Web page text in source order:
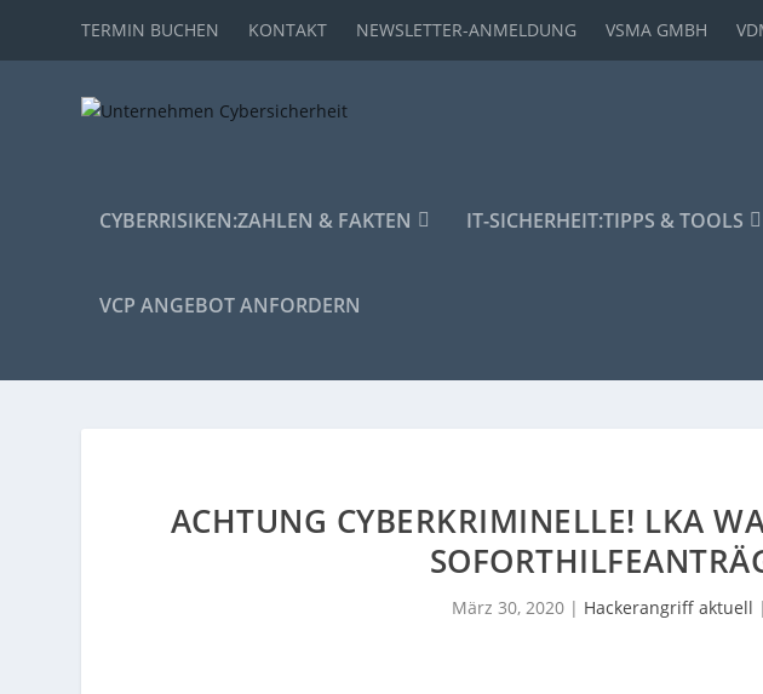
TERMIN BUCHEN KONTAKT NEWSLETTER-ANMELDUNG VSMA GMBH
CYBERRISIKEN:ZAHLEN & FAKTEN IT-SICHERHEIT:TIPPS & TOOLS
VCP ANGEBOT ANFORDERN
ACHTUNG CYBERKRIMINELLE! LKA
März 30, 2020| Hackerangriff aktuell |